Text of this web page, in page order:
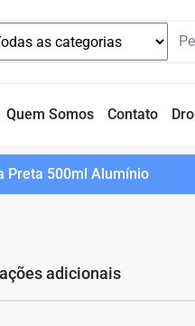
Quem Somos Contato
Preta 500ml Alumínio
adicionais